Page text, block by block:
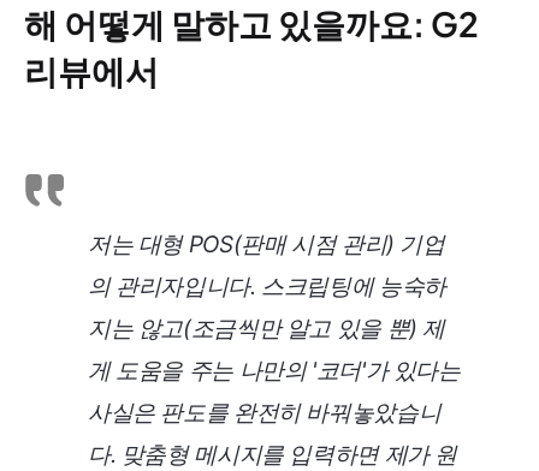
해 어떻게 말하고 있을까요: G2
리뷰에서
저는 대형 POS(판매 시점 관리) 기업
의 관리자입니다. 스크립팅에 능숙하
지는 않고(조금씩만 알고 있을 뿐) 제
게 도움을 주는 나만의 '코더'가 있다는
사실은 판도를 완전히 바꿔놓았습니
다. 맞춤형 메시지를 입력하면 제가 원